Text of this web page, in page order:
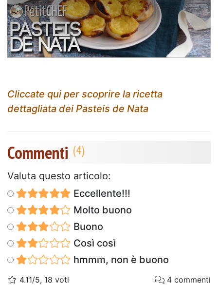
w
i
n
d
o
w
.
Cliccate qui per scoprire la ricetta
dettagliata dei Pasteis de Nata
Commenti
Valuta questo articolo:
Eccellente!!!
Molto buono
Buono
Così così
hmmm, non è buono
4.11/5, 18 voti 4 commenti